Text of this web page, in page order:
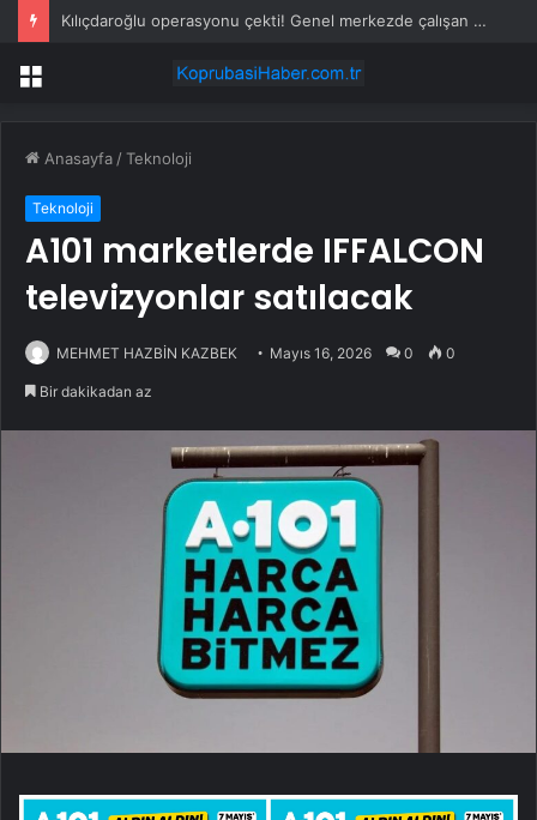
Kılıçdaroğlu operasyonu çekti! Genel merkezde çalışan 24 kişi işten çıkarıldı
Menü
Anasayfa /Teknoloji
Teknoloji
A101 marketlerde IFFALCON
televizyonlar satılacak
MEHMET HAZBİN KAZBEK Mayıs 16, 2026 0 0
Bir dakikadan az